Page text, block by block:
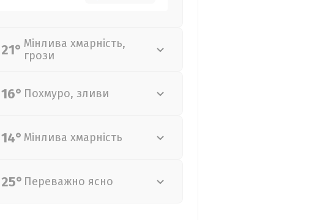
21° Мінлива хмарність,
грози
16° Похмуро, зливи
14° Мінлива хмарність
25° Переважно ясно